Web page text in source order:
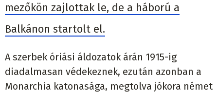
mezőkön zajlottak le, de a háború a
Balkánon startolt el.
A szerbek óriási áldozatok árán 1915-ig
diadalmasan védekeznek, ezután azonban a
Monarchia katonasága, megtolva jókora német